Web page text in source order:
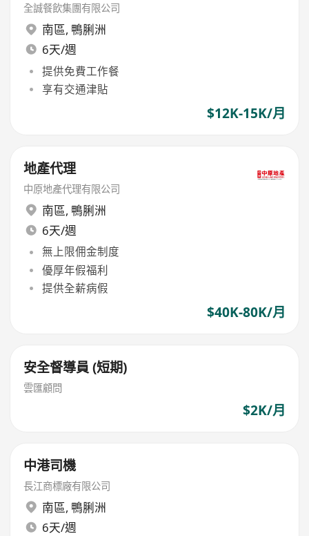
全誠餐飲集團有限公司
南區, 鴨脷洲
6天/週
提供免費工作餐
享有交通津貼
$12K-15K/月
地產代理
中原地產代理有限公司
南區, 鴨脷洲
6天/週
無上限佣金制度
優厚年假福利
提供全薪病假
$40K-80K/月
安全督導員 (短期)
雲匯顧問
$2K/月
中港司機
長江商標廠有限公司
南區, 鴨脷洲
6天/週